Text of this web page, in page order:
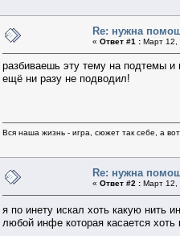
Re: нужна
« Ответ #1 : Март 12,
разбиваешь эту тему на подтемы
ещё ни разу не подводил!
Вся наша жизнь - игра, сюжет так себе, а
Re: нужна
« Ответ #2 : Март 12,
я по инету искал хоть какую нить
любой инфе которая касается